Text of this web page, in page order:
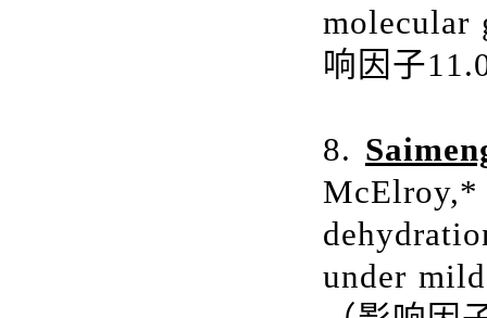
molecular
响因子
8.
McElroy,*
under